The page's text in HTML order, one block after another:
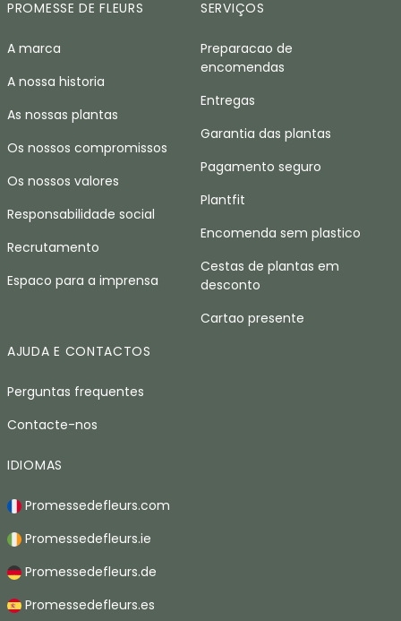
PROMESSE DE FLEURS
A marca
A nossa historia
As nossas plantas
Os nossos compromissos
Os nossos valores
Responsabilidade social
Recrutamento
Espaco para a imprensa
SERVIÇOS
Preparacao de
encomendas
Entregas
Garantia das plantas
Pagamento seguro
Plantfit
Encomenda sem plastico
Cestas de plantas em
desconto
Cartao presente
AJUDA E CONTACTOS
Perguntas frequentes
Contacte-nos
IDIOMAS
Promessedefleurs.com
Promessedefleurs.ie
Promessedefleurs.de
Promessedefleurs.es